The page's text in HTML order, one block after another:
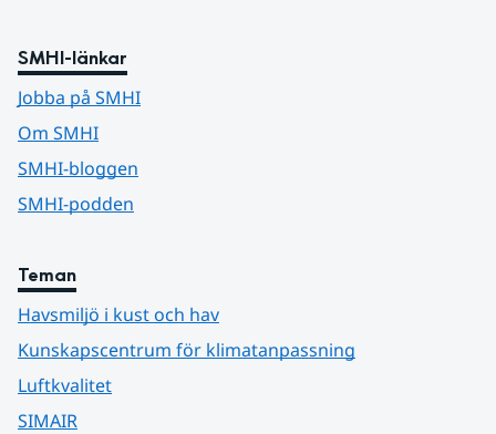
SMHI-länkar
Jobba på SMHI
Om SMHI
SMHI-bloggen
SMHI-podden
Teman
Havsmiljö i kust och hav
Kunskapscentrum för klimatanpassning
Luftkvalitet
SIMAIR